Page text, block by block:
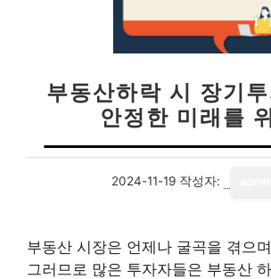
부동산하락 시 장기
안정한 미래를
2024-11-19 작성자:
부동산 시장은 언제나 굴곡을 겪으
그러므로 많은 투자자들은 부동산